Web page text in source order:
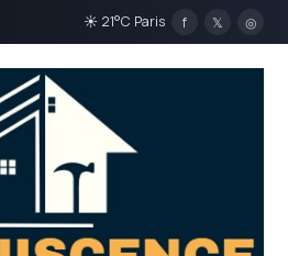
☀ 21°C Paris f 𝕏 ◎